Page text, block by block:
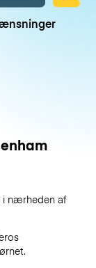
i nærheden af